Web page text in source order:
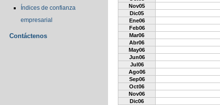
Índices de confianza
empresarial
Contáctenos
Nov05
Dic05
Ene06
Feb06
Mar06
Abr06
May06
Jun06
Jul06
Ago06
Sep06
Oct06
Nov06
Dic06